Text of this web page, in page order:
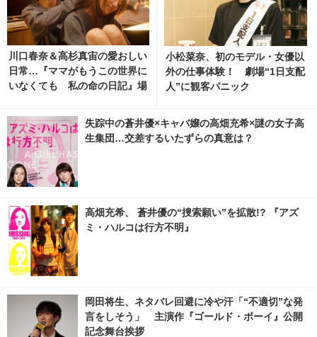
川口春奈＆高杉真宙の愛おしい
日常…『ママがもうこの世界に
いなくても 私の命の日記』場
nemacafe.net
小松菜奈、初のモデル・女優以
外の仕事体験！ 劇場“1日支配
人”に観客パニック
失踪中の蒼井優×キャバ嬢の高畑充希×謎の女子高
生集団…交差するいたずらの真意は？
高畑充希、 蒼井優の“捜索願い”を拡散!? 『アズ
ミ・ハルコは行方不明』
岡田将生、ネタバレ回避に冷や汗「“不適切”な発
言をしそう」 主演作『ゴールド・ボーイ』公開
記念舞台挨拶